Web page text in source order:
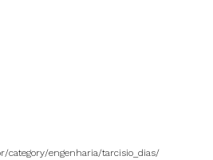
category/engenharia/tarcisio_dias/